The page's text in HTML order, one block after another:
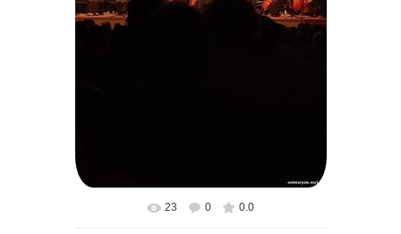
В реальном размере 900x1600
23 0 0.0